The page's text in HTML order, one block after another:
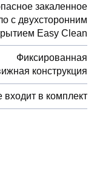
закаленное
с двухсторонним
Easy Clean
Фиксированная
конструкция
входит в комплект